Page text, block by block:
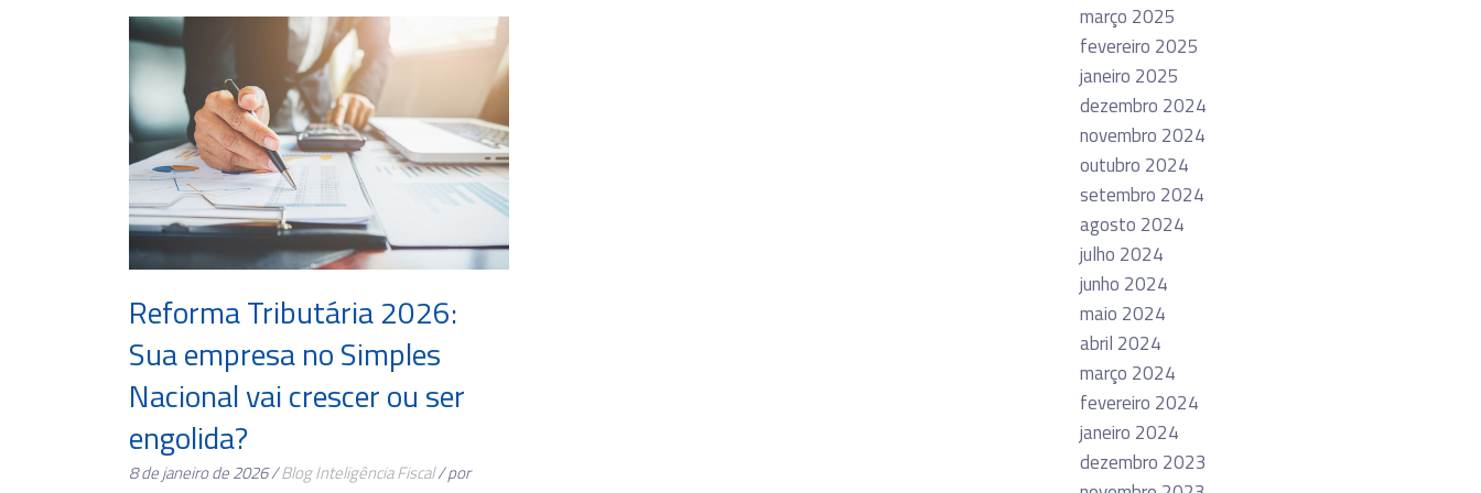
Reforma Tributária 2026:
Sua empresa no Simples
Nacional vai crescer ou ser
engolida?
8 de janeiro de 2026 /BlogInteligência Fiscal/ por
março 2025
fevereiro 2025
janeiro 2025
dezembro 2024
novembro 2024
outubro 2024
setembro 2024
agosto 2024
julho 2024
junho 2024
maio 2024
abril 2024
março 2024
fevereiro 2024
janeiro 2024
dezembro 2023